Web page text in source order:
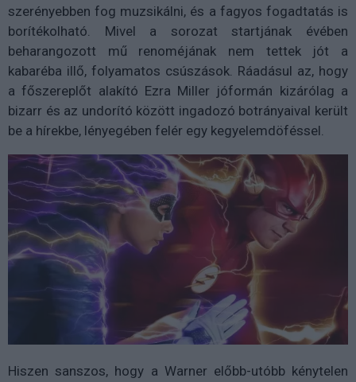
szerényebben fog muzsikálni, és a fagyos fogadtatás is
borítékolható. Mivel a sorozat startjának évében
beharangozott mű renoméjának nem tettek jót a
kabaréba illő, folyamatos csúszások. Ráadásul az, hogy
a főszereplőt alakító Ezra Miller jóformán kizárólag a
bizarr és az undorító között ingadozó botrányaival került
be a hírekbe, lényegében felér egy kegyelemdöféssel.
Hiszen sanszos, hogy a Warner előbb-utóbb kénytelen